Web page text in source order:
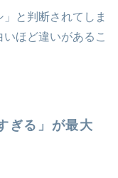
と判断されてしま
ほど違いがあるこ
ぎる」が最大